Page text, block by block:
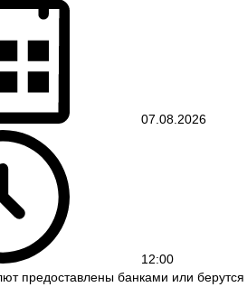
07.08.2026
12:00
предоставлены банками или берутся